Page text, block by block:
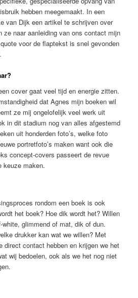
hebben meegemaakt. In een
van Dijk een artikel te schrijven over
ze naar aanleiding van ons contact mijn
voor de flaptekst is snel gevonden
cover gaat veel tijd en energie zitten.
dat Agnes mijn boeken wil
ze mij ongelofelijk veel werk uit
in dit stadium nog van alles afgestemd
uit honderden foto’s, welke foto
portretfoto’s maken want ook die
concept-covers passeert de revue
keuze maken.
rondom een boek is ook
het boek? Hoe dik wordt het? Willen
glimmend of mat, dik of dun.
drukker kan wat we willen? Met
direct contact hebben en krijgen we het
wij bedoelen, ook als we het nog niet